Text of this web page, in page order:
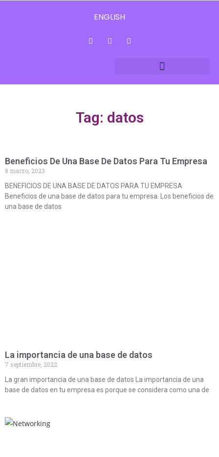
ENGLISH
Tag: datos
Beneficios De Una Base De Datos Para Tu Empresa
8 marzo, 2023
BENEFICIOS DE UNA BASE DE DATOS PARA TU EMPRESA
Beneficios de una base de datos para tu empresa. Los beneficios de
una base de datos
La importancia de una base de datos
7 septiembre, 2022
La gran importancia de una base de datos La importancia de una
base de datos en tu empresa es porque se considera como una de